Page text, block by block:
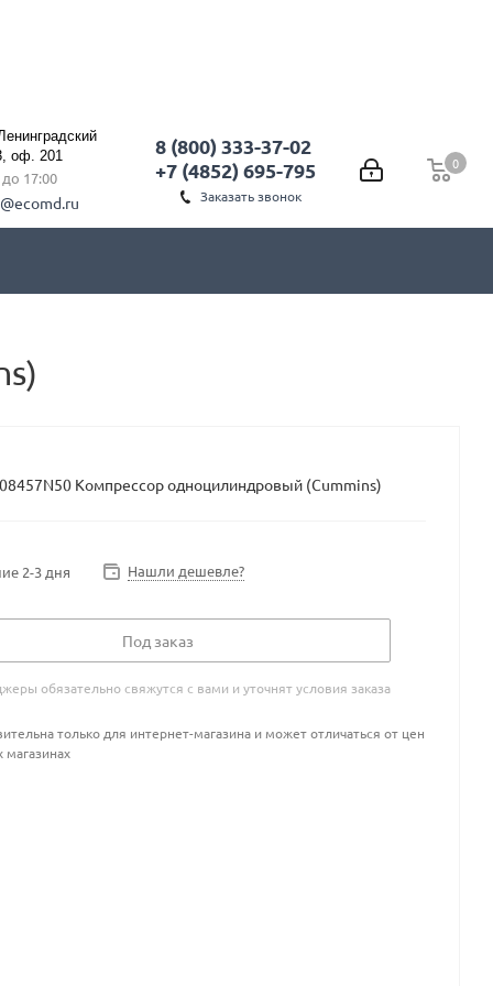
0
0
8 (800) 333-37-02
+7 (4852) 695-795
Заказать звонок
оф. 201
до 17:00
Компрессор одноцилиндровый (Cummins)
2-3 дня Нашли дешевле?
Под заказ
обязательно свяжутся с вами и уточнят условия заказа
только для интернет-магазина и может отличаться от цен
магазинах